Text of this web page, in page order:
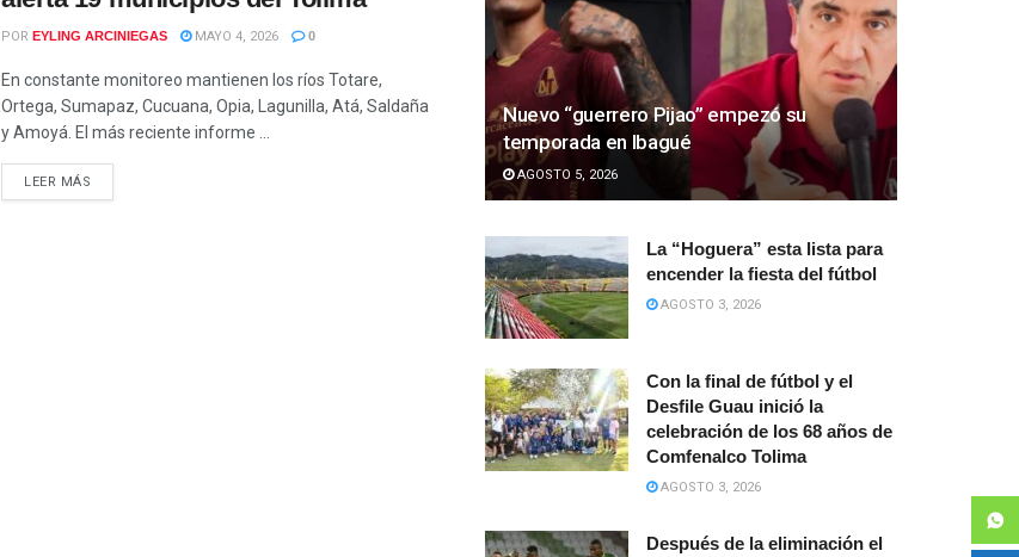
POR EYLING ARCINIEGAS MAYO 4, 2026 0
En constante monitoreo mantienen los ríos Totare,
Ortega, Sumapaz, Cucuana, Opia, Lagunilla, Atá, Saldaña
y Amoyá. El más reciente informe ...
LEER MÁS
Nuevo “guerrero Pijao” empezó su
temporada en Ibagué
AGOSTO 5, 2026
La “Hoguera” esta lista para
encender la fiesta del fútbol
AGOSTO 3, 2026
Con la final de fútbol y el
Desfile Guau inició la
celebración de los 68 años de
Comfenalco Tolima
AGOSTO 3, 2026
Después de la eliminación el